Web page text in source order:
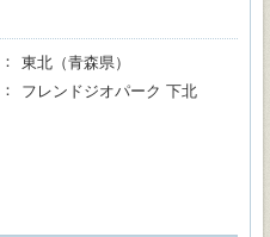
東北（青森県）
フレンドジオパーク 下北